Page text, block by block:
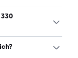
Bauformen: